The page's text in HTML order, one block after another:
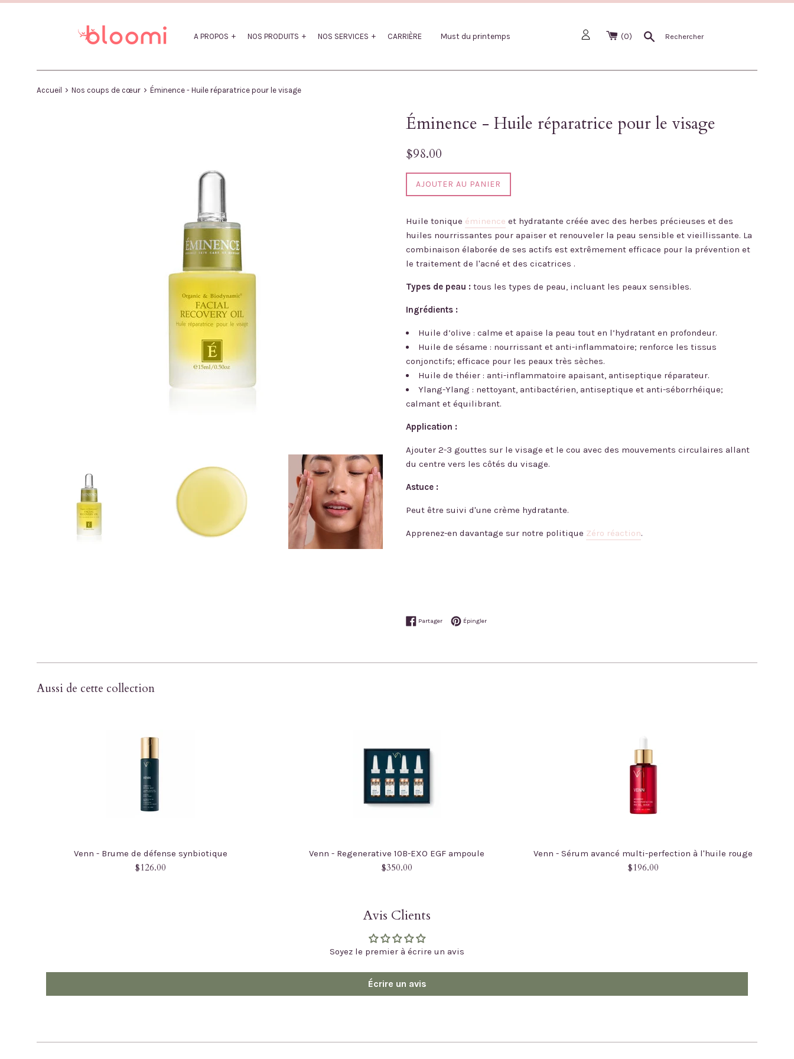
Passer
A PROPOS NOS PRODUITS NOS SERVICES CARRIÈRE Must du printemps (0) Recherche
Accueil › Nos coups de cœur › Éminence - Huile réparatrice pour le visage
Éminence - Huile réparatrice pour le visage
Prix
$98.00
AJOUTER AU PANIER
Huile tonique éminence et hydratante créée avec des herbes précieuses et des
huiles nourrissantes pour apaiser et renouveler la peau sensible et vieillissante. La
combinaison élaborée de ses actifs est extrêmement efficace pour la prévention et
le traitement de l'acné et des cicatrices .
Types de peau : tous les types de peau, incluant les peaux sensibles.
Ingrédients :
Huile d’olive : calme et apaise la peau tout en l’hydratant en profondeur.
Huile de sésame : nourrissant et anti-inflammatoire; renforce les tissus
conjonctifs; efficace pour les peaux très sèches.
Huile de théier : anti-inflammatoire apaisant, antiseptique réparateur.
Ylang-Ylang : nettoyant, antibactérien, antiseptique et anti-séborrhéique;
calmant et équilibrant.
Application :
Ajouter 2-3 gouttes sur le visage et le cou avec des mouvements circulaires allant
du centre vers les côtés du visage.
Astuce :
Peut être suivi d'une crème hydratante.
Apprenez-en davantage sur notre politique Zéro réaction.
PartagerPartager sur Facebook
ÉpinglerÉpingler sur Pinterest
Aussi de cette collection
Venn - Brume de défense synbiotique
Prix
$126.00
Venn - Regenerative 10B-EXO EGF ampoule
Prix
$350.00
Venn - Sérum avancé multi-perfection à l'huile rouge
Prix
$196.00
Avis Clients
Soyez le premier à écrire un avis
Écrire un avis